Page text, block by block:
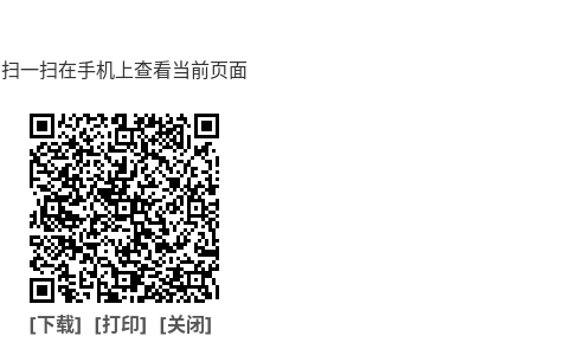
扫一扫在手机上查看当前页面
[下载] [打印] [关闭]